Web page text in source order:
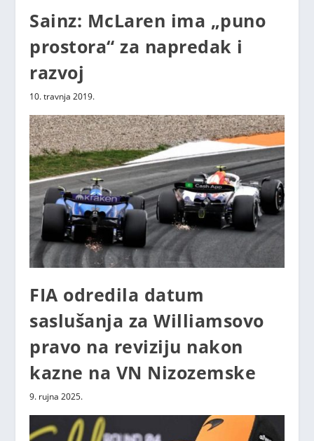
Sainz: McLaren ima „puno
prostora“ za napredak i
razvoj
10. travnja 2019.
FIA odredila datum
saslušanja za Williamsovo
pravo na reviziju nakon
kazne na VN Nizozemske
9. rujna 2025.